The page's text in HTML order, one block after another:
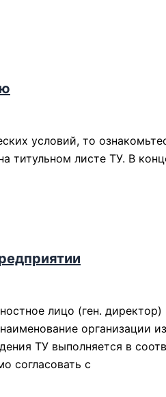
условий, то
титульном листе ТУ. В
лицо (ген.
организации
ТУ выполняется в
согласовать с